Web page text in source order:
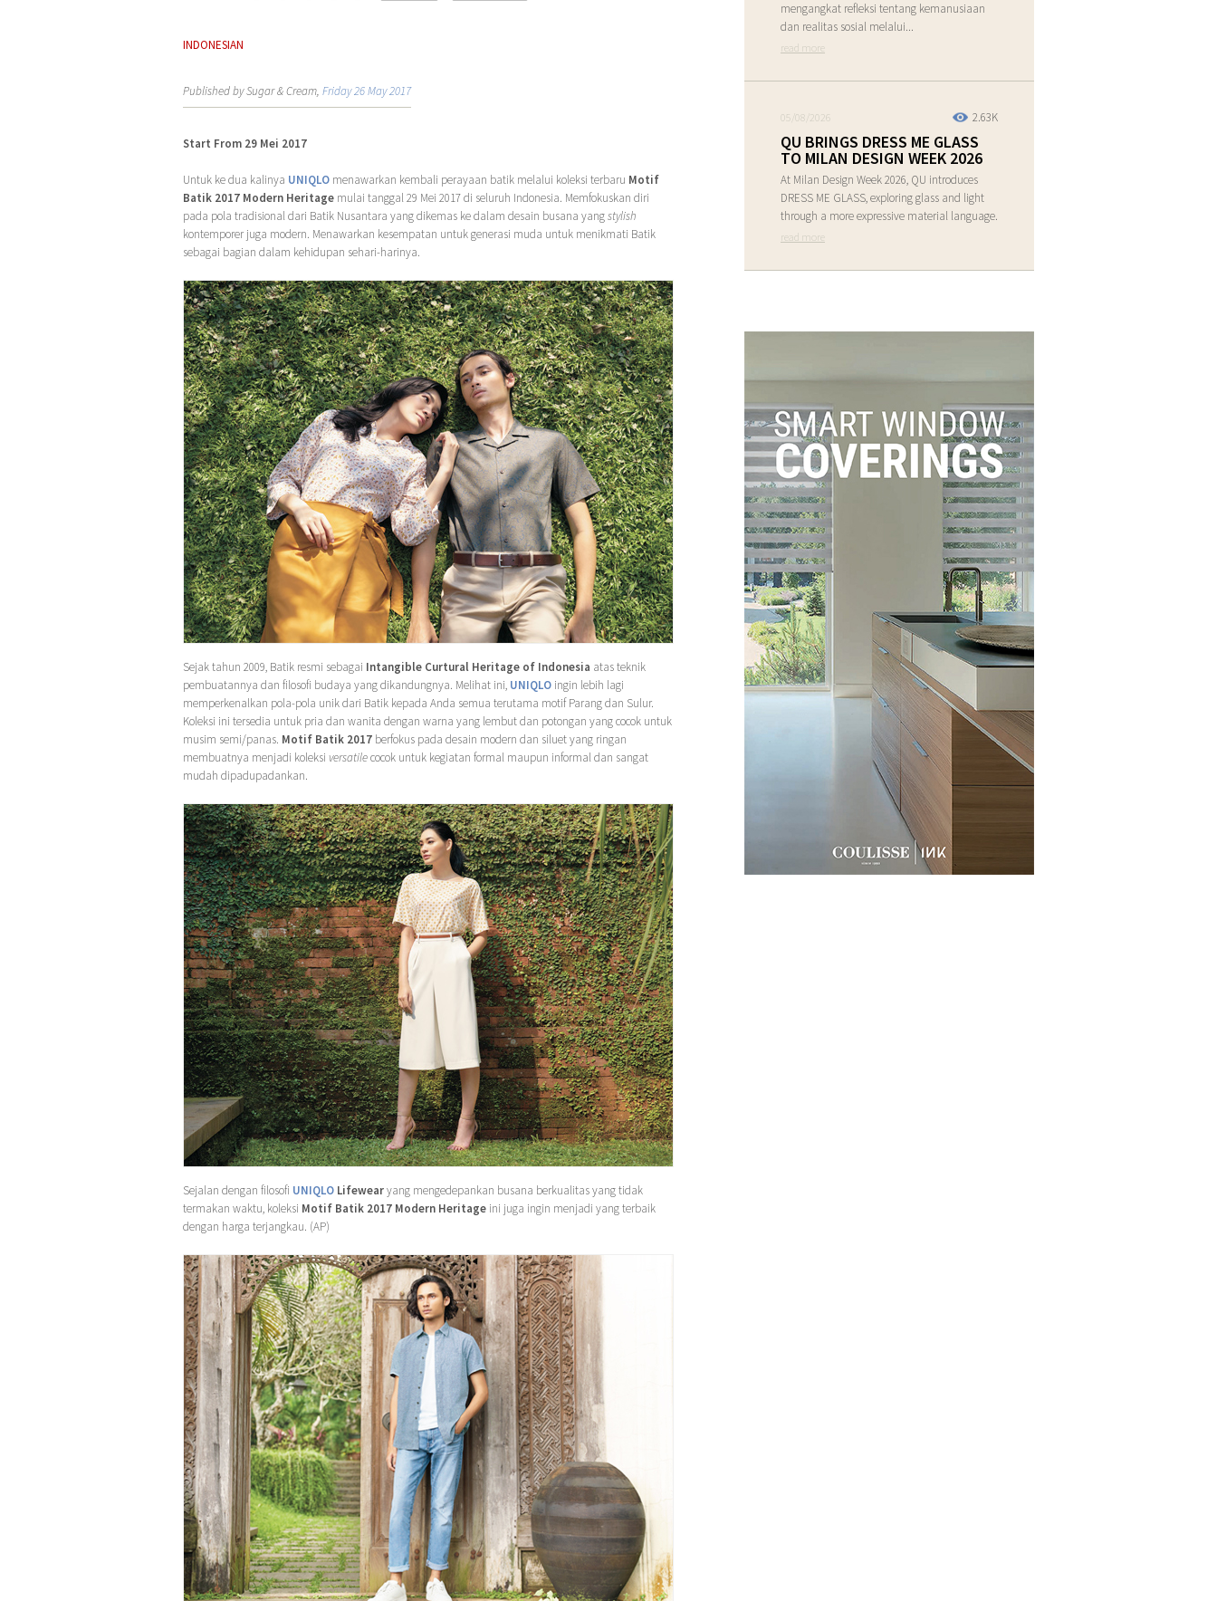
INDONESIAN
Published by Sugar & Cream, Friday 26 May 2017
Start From 29 Mei 2017
Untuk ke dua kalinya UNIQLO menawarkan kembali perayaan batik melalui koleksi terbaru Motif
Batik 2017 Modern Heritage mulai tanggal 29 Mei 2017 di seluruh Indonesia. Memfokuskan diri
pada pola tradisional dari Batik Nusantara yang dikemas ke dalam desain busana yangstylish
kontemporer juga modern. Menawarkan kesempatan untuk generasi muda untuk menikmati Batik
sebagai bagian dalam kehidupan sehari-harinya.
Sejak tahun 2009, Batik resmi sebagai Intangible Curtural Heritage of Indonesia atas teknik
pembuatannya dan filosofi budaya yang dikandungnya. Melihat ini, UNIQLO ingin lebih lagi
memperkenalkan pola-pola unik dari Batik kepada Anda semua terutama motif Parang dan Sulur.
Koleksi ini tersedia untuk pria dan wanita dengan warna yang lembut dan potongan yang cocok untuk
musim semi/panas. Motif Batik 2017 berfokus pada desain modern dan siluet yang ringan
membuatnya menjadi koleksi versatilecocok untuk kegiatan formal maupun informal dan sangat
mudah dipadupadankan.
Sejalan dengan filosofi UNIQLO Lifewearyang mengedepankan busana berkualitas yang tidak
termakan waktu, koleksi Motif Batik 2017 Modern Heritage ini juga ingin menjadi yang terbaik
dengan harga terjangkau. (AP)
mengangkat refleksi tentang kemanusiaan
dan realitas sosial melalui...
read more
2.63K
05/08/2026
QU BRINGS DRESS ME GLASS
TO MILAN DESIGN WEEK 2026
At Milan Design Week 2026, QU introduces
DRESS ME GLASS, exploring glass and light
through a more expressive material language.
read more